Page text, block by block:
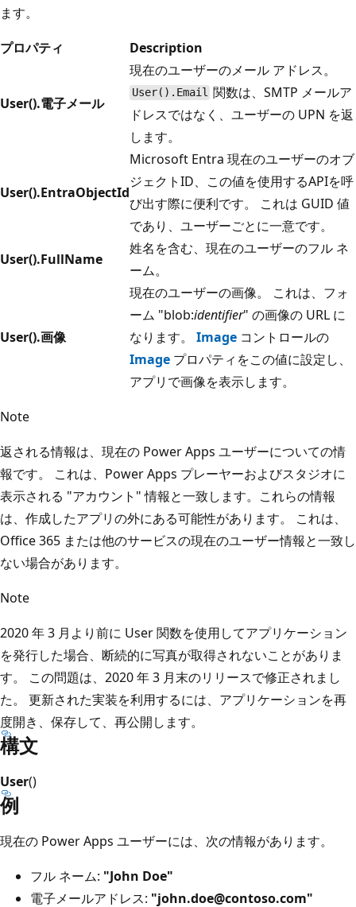
ます。
プロパティ
Description
User().電子メール
現在のユーザーのメール アドレス。
User().Email 関数は、SMTP メールア
ドレスではなく、ユーザーの UPN を返
します。
User().EntraObjectId
Microsoft Entra 現在のユーザーのオブ
ジェクトID、この値を使用するAPIを呼
び出す際に便利です。 これは GUID 値
であり、ユーザーごとに一意です。
User().FullName
姓名を含む、現在のユーザーのフル ネ
ーム。
User().画像
現在のユーザーの画像。 これは、フォ
ーム "blob:identifier" の画像の URL に
なります。 Image コントロールの
Image プロパティをこの値に設定し、
アプリで画像を表示します。
Note
返される情報は、現在の Power Apps ユーザーについての情
報です。 これは、Power Apps プレーヤーおよびスタジオに
表示される "アカウント" 情報と一致します。これらの情報
は、作成したアプリの外にある可能性があります。 これは、
Office 365 または他のサービスの現在のユーザー情報と一致し
ない場合があります。
Note
2020 年 3 月より前に User 関数を使用してアプリケーション
を発行した場合、断続的に写真が取得されないことがありま
す。 この問題は、2020 年 3 月末のリリースで修正されまし
た。 更新された実装を利用するには、アプリケーションを再
度開き、保存して、再公開します。
構文
User()
例
現在の Power Apps ユーザーには、次の情報があります。
フル ネーム: "John Doe"
電子メールアドレス: "john.doe@contoso.com"